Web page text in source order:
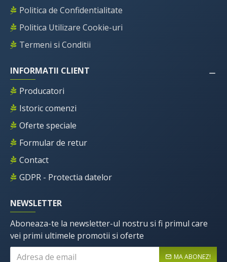
Politica de Confidentialitate
Politica Utilizare Cookie-uri
Termeni si Conditii
INFORMATII CLIENT
Producatori
Istoric comenzi
Oferte speciale
Formular de retur
Contact
GDPR - Protectia datelor
NEWSLETTER
Aboneaza-te la newsletter-ul nostru si fi primul care
vei primi ultimele promotii si oferte
MA ABONEZ!